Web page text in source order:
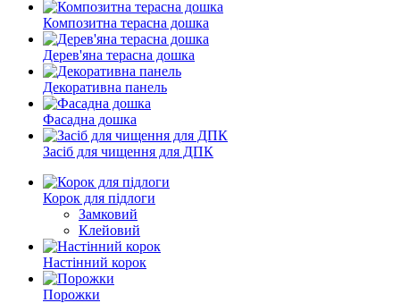
Композитна терасна дошка
Дерев'яна терасна дошка
Декоративна панель
Фасадна дошка
Засіб для чищення для ДПК
Корок для підлоги
Замковий
Клейовий
Настінний корок
Порожки